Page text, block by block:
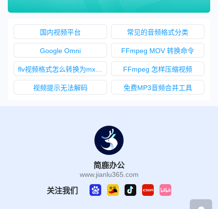
国内视频平台 常见的音频格式分类
Google Omni FFmpeg MOV 转换命令
FFmpeg 怎样压缩视频
视频提示无法解码 免费MP3音频合并工具
简鹿办公
www.jianlu365.com
关注我们